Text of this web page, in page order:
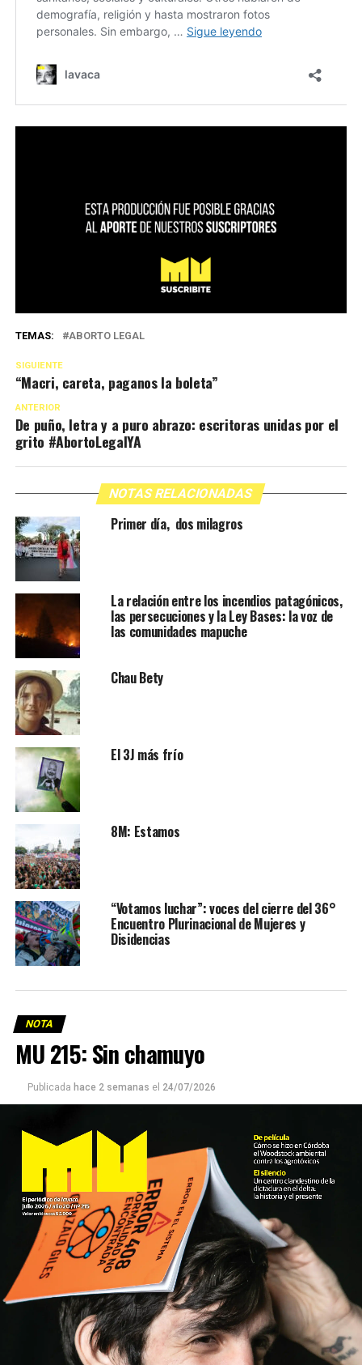
TEMAS: ABORTO LEGAL
SIGUIENTE
“Macri, careta, paganos la boleta”
ANTERIOR
De puño, letra y a puro abrazo: escritoras unidas por el
grito #AbortoLegalYA
NOTAS RELACIONADAS
Primer día, dos milagros
La relación entre los incendios patagónicos,
las persecuciones y la Ley Bases: la voz de
las comunidades mapuche
Chau Bety
El 3J más frío
8M: Estamos
“Votamos luchar”: voces del cierre del 36°
Encuentro Plurinacional de Mujeres y
Disidencias
NOTA
MU 215: Sin chamuyo
Publicada hace 2 semanas el 24/07/2026